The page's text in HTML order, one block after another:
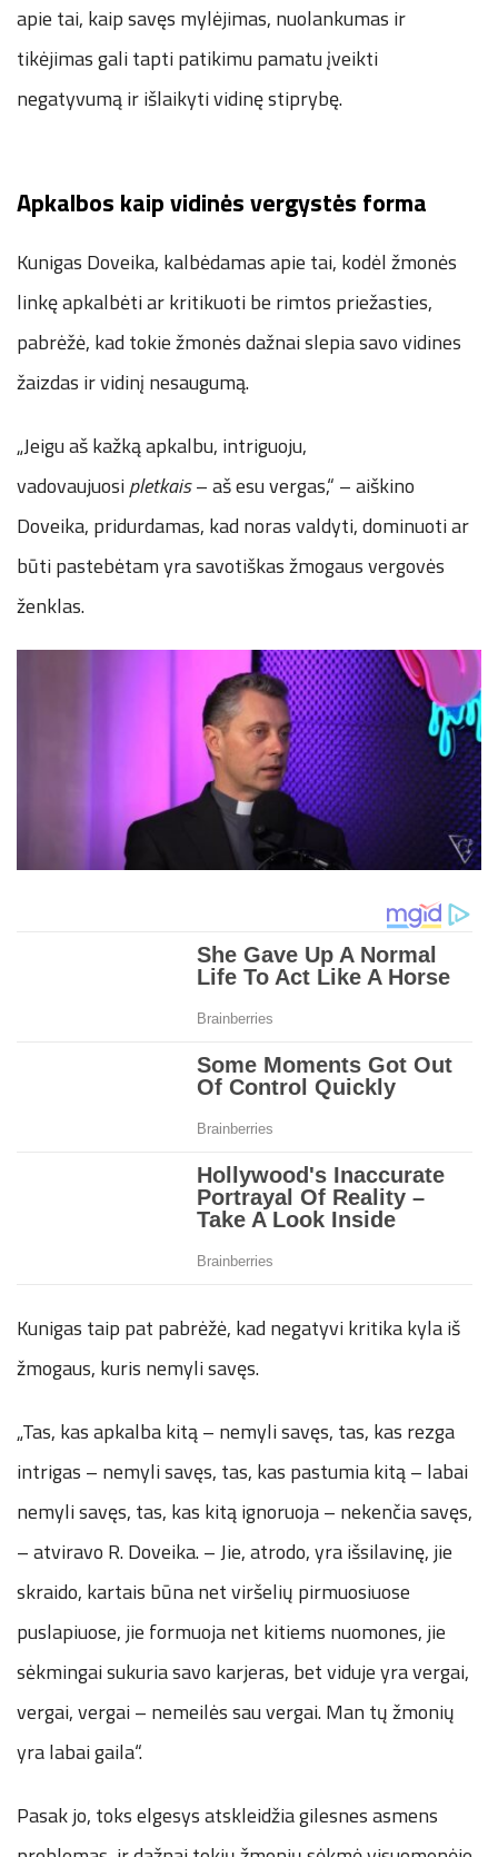
apie tai, kaip savęs mylėjimas, nuolankumas ir
tikėjimas gali tapti patikimu pamatu įveikti
negatyvumą ir išlaikyti vidinę stiprybę.
Apkalbos kaip vidinės vergystės forma
Kunigas Doveika, kalbėdamas apie tai, kodėl žmonės
linkę apkalbėti ar kritikuoti be rimtos priežasties,
pabrėžė, kad tokie žmonės dažnai slepia savo vidines
žaizdas ir vidinį nesaugumą.
„Jeigu aš kažką apkalbu, intriguoju,
vadovaujuosipletkais– aš esu vergas,“ – aiškino
Doveika, pridurdamas, kad noras valdyti, dominuoti ar
būti pastebėtam yra savotiškas žmogaus vergovės
ženklas.
Kunigas taip pat pabrėžė, kad negatyvi kritika kyla iš
žmogaus, kuris nemyli savęs.
„Tas, kas apkalba kitą – nemyli savęs, tas, kas rezga
intrigas – nemyli savęs, tas, kas pastumia kitą – labai
nemyli savęs, tas, kas kitą ignoruoja – nekenčia savęs,
– atviravo R. Doveika. – Jie, atrodo, yra išsilavinę, jie
skraido, kartais būna net viršelių pirmuosiuose
puslapiuose, jie formuoja net kitiems nuomones, jie
sėkmingai sukuria savo karjeras, bet viduje yra vergai,
vergai, vergai – nemeilės sau vergai. Man tų žmonių
yra labai gaila“.
Pasak jo, toks elgesys atskleidžia gilesnes asmens